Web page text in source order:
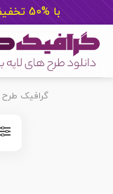
با %50 تخفیف اشتراک بخر
content
گرافیک طرح